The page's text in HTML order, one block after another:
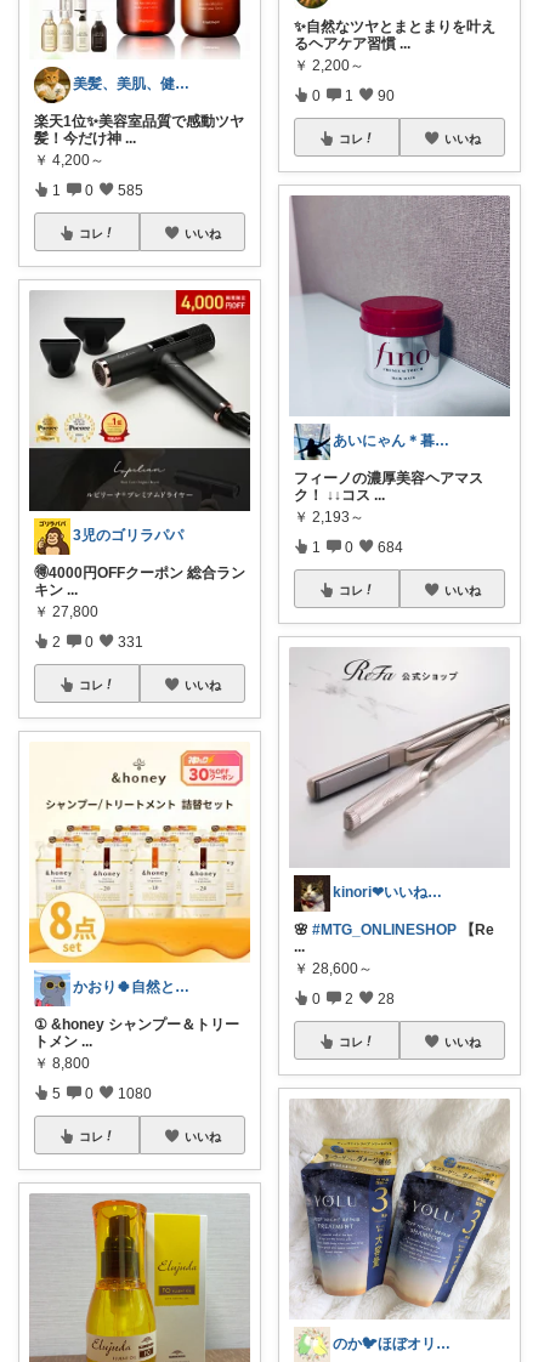
美髪、美肌、健康商品お勧めROOM
楽天1位✨美容室品質で感動ツヤ
髪！今だけ神 ...
￥ 4,200～
1 0 585
コレ いいね
3児のゴリラパパ
🉐4000円OFFクーポン 総合ラン
キン ...
￥ 27,800
2 0 331
コレ いいね
かおり🍀自然とやさしい暮らし🐑🍀
① &honey シャンプー＆トリー
トメン ...
￥ 8,800
5 0 1080
コレ いいね
✨自然なツヤとまとまりを叶え
るヘアケア習慣 ...
￥ 2,200～
0 1 90
コレ いいね
あいにゃん＊暮らしroom
フィーノの濃厚美容ヘアマス
ク！ ↓↓コス ...
￥ 2,193～
1 0 684
コレ いいね
kinori❤︎いいねご購入感謝です💝
🌸 #MTG_ONLINESHOP 【Re
...
￥ 28,600～
0 2 28
コレ いいね
のか🐦ほぼオリ写‎🤍～9日🙏✨